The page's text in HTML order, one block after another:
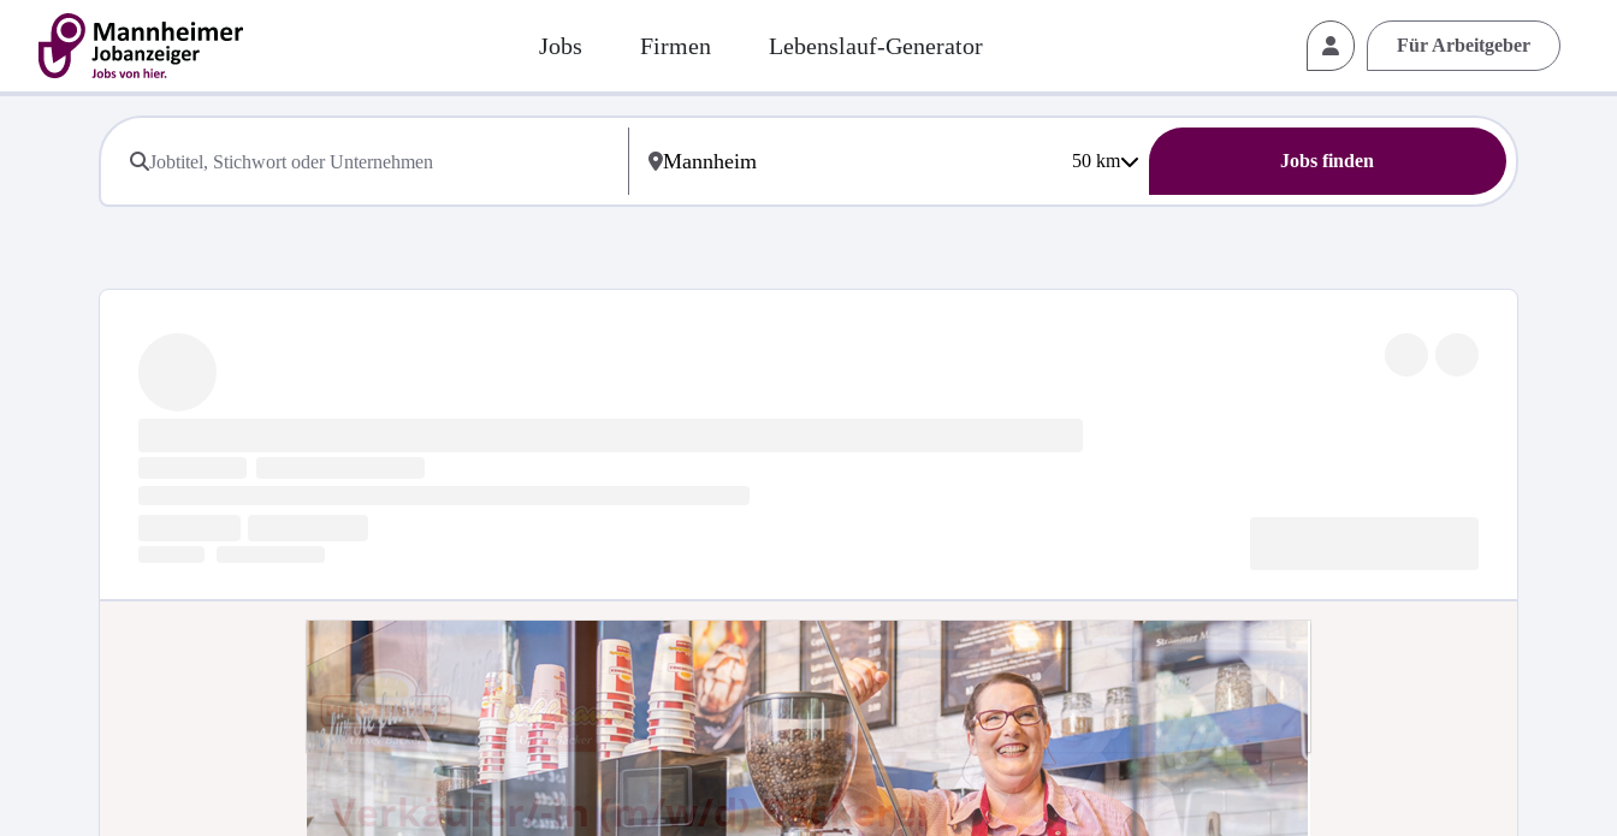
Jobs Firmen Lebenslauf-Generator Für Arbeitgeber
50km Jobs finden